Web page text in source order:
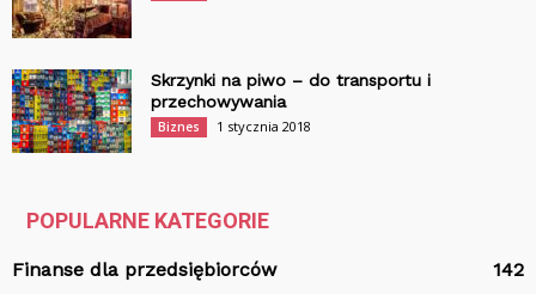
Skrzynki na piwo – do transportu i
przechowywania
Biznes 1 stycznia 2018
POPULARNE KATEGORIE
Finanse dla przedsiębiorców
142